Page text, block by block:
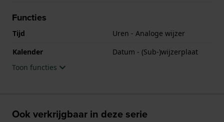
Functies
Tijd
Uren - Analoge wijzer
Kalender
Datum - (Sub-)wijzerplaat
Toon functies
Ook verkrijgbaar in deze serie